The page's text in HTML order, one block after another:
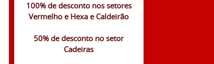
100% de desconto nos setores
Vermelho e Hexa e Caldeirão
50% de desconto no setor
Cadeiras